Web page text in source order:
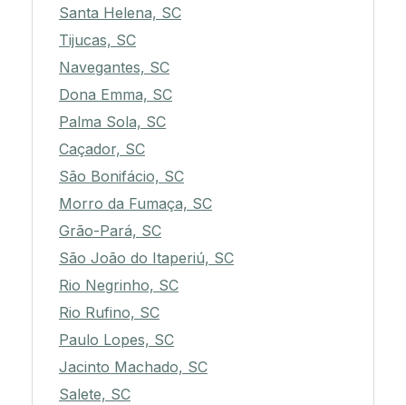
Santa Helena, SC
Tijucas, SC
Navegantes, SC
Dona Emma, SC
Palma Sola, SC
Caçador, SC
São Bonifácio, SC
Morro da Fumaça, SC
Grão-Pará, SC
São João do Itaperiú, SC
Rio Negrinho, SC
Rio Rufino, SC
Paulo Lopes, SC
Jacinto Machado, SC
Salete, SC